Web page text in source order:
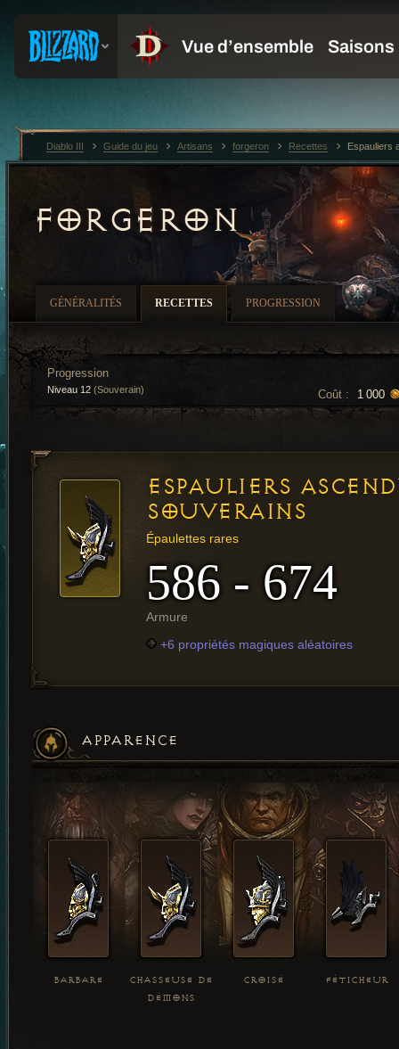
FORGERON
GÉNÉRALITÉS RECETTES PROGRESSION
Coût : 1 000
Progression
Niveau 12 (Souverain)
ESPAULIERS
SOUVERAINS
Épaulettes rares
586 - 674
Armure
+6 propriétés magiques aléatoires
APPARENCE
BARBARE
CHASSEUSE DE
DÉMONS
CROISÉ FÉTICHEUR
Diablo III Guide du jeu Artisans forgeron Recettes Espauliers